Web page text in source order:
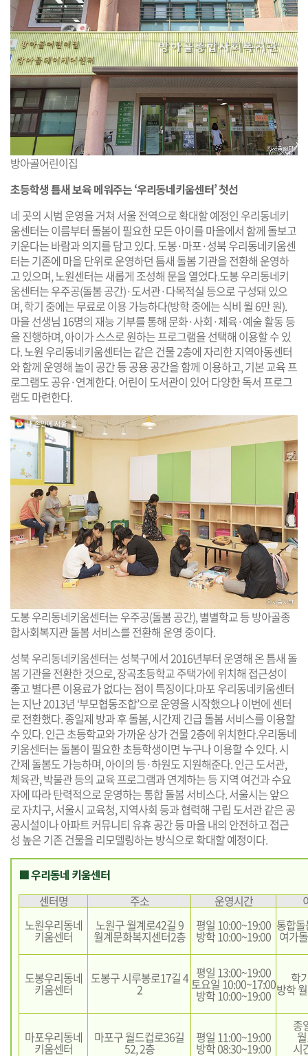
방아골어린이집
초등학생 틈새 보육 메워주는 ‘우리동네키움센터’ 첫선
네 곳의 시범 운영을 거쳐 서울 전역으로 확대할 예정인 우리동네키
움센터는 이름부터 돌봄이 필요한 모든 아이를 마을에서 함께 돌보고
키운다는 바람과 의지를 담고 있다. 도봉·마포·성북 우리동네키움센
터는 기존에 마을 단위로 운영하던 틈새 돌봄 기관을 전환해 운영하
고 있으며, 노원센터는 새롭게 조성해 문을 열었다.도봉 우리동네키
움센터는 우주공(돌봄 공간)·도서관·다목적실 등으로 구성돼 있으
며, 학기 중에는 무료로 이용 가능하다(방학 중에는 식비 월 6만 원).
마을 선생님 16명의 재능 기부를 통해 문화·사회·체육·예술 활동 등
을 진행하며, 아이가 스스로 원하는 프로그램을 선택해 이용할 수 있
다. 노원 우리동네키움센터는 같은 건물 2층에 자리한 지역아동센터
와 함께 운영해 놀이 공간 등 공용 공간을 함께 이용하고, 기본 교육 프
로그램도 공유·연계한다. 어린이 도서관이 있어 다양한 독서 프로그
램도 마련한다.
도봉 우리동네키움센터는 우주공(돌봄 공간), 별별학교 등 방아골종
합사회복지관 돌봄 서비스를 전환해 운영 중이다.
성북 우리동네키움센터는 성북구에서 2016년부터 운영해 온 틈새 돌
봄 기관을 전환한 것으로, 장곡초등학교 주택가에 위치해 접근성이
좋고 별다른 이용료가 없다는 점이 특징이다.마포 우리동네키움센터
는 지난 2013년 ‘부모협동조합’으로 운영을 시작했으나 이번에 센터
로 전환했다. 종일제 방과 후 돌봄, 시간제 긴급 돌봄 서비스를 이용할
수 있다. 인근 초등학교와 가까운 상가 건물 2층에 위치한다.우리동네
키움센터는 돌봄이 필요한 초등학생이면 누구나 이용할 수 있다. 시
간제 돌봄도 가능하며, 아이의 등·하원도 지원해준다. 인근 도서관,
체육관, 박물관 등의 교육 프로그램과 연계하는 등 지역 여건과 수요
자에 따라 탄력적으로 운영하는 통합 돌봄 서비스다. 서울시는 앞으
로 자치구, 서울시 교육청, 지역사회 등과 협력해 구립 도서관 같은 공
공시설이나 아파트 커뮤니티 유휴 공간 등 마을 내의 안전하고 접근
성 높은 기존 건물을 리모델링하는 방식으로 확대할 예정이다.
■ 우리동네 키움센터
센터명
주소 운영시간
노원우리동네
키움센터
노원구 월계로42길 9
월계문화복지센터2층
평일 10:00~19:00
방학 10:00~19:00
통합
여가
도봉우리동네
키움센터
도봉구 시루봉로17길 4
2
평일 13:00~19:00
토요일 10:00~17:00
방학 10:00~19:00
학
방학
마포우리동네
키움센터
마포구 월드컵로36길
52, 2층
평일 11:00~19:00
방학 08:30~19:00
종
시